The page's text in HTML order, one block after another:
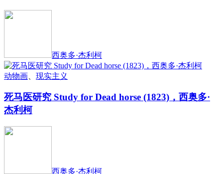
西奥多·杰利柯
动物画 现实主义
死马医研究 Study for Dead horse (1823)，西奥多·
杰利柯
西奥多·杰利柯